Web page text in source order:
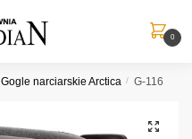
0
Gogle narciarskie Arctica / G-116